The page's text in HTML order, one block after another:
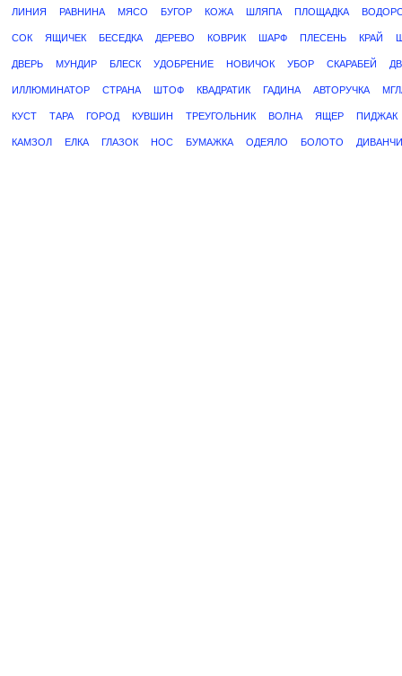
ЛИНИЯ РАВНИНА МЯСО БУГОР КОЖА ШЛЯПА ПЛОЩАДКА
СОК ЯЩИЧЕК БЕСЕДКА ДЕРЕВО КОВРИК ШАРФ ПЛЕСЕНЬ КРАЙ
ДВЕРЬ МУНДИР БЛЕСК УДОБРЕНИЕ НОВИЧОК УБОР СКАРАБЕЙ
ИЛЛЮМИНАТОР СТРАНА ШТОФ КВАДРАТИК ГАДИНА АВТОРУЧКА
КУСТ ТАРА ГОРОД КУВШИН ТРЕУГОЛЬНИК ВОЛНА ЯЩЕР ПИДЖАК
КАМЗОЛ ЕЛКА ГЛАЗОК НОС БУМАЖКА ОДЕЯЛО БОЛОТО